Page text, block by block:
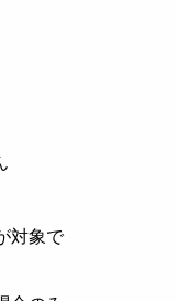
対象で